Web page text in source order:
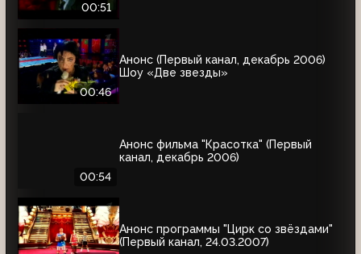
00:51
00:46
Анонс (Первый канал, декабрь 2006)
Шоу «Две звезды»
00:54
Анонс фильма "Красотка" (Первый
канал, декабрь 2006)
Анонс программы "Цирк со звёздами"
(Первый канал, 24.03.2007)